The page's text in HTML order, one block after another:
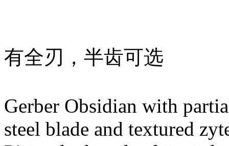
有全刃，半齿可选
Gerber Obsidian with
steel blade and textured